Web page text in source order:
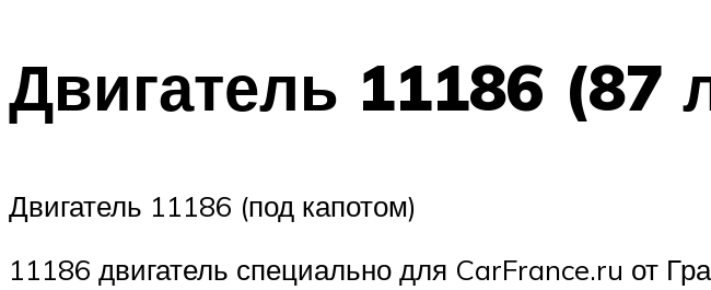
Двигатель 11186 (87
Двигатель 11186 (под капотом)
11186 двигатель специально для CarFrance.ru от